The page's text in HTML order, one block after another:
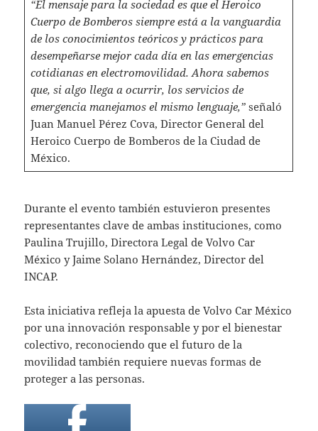
“El mensaje para la sociedad es que el Heroico
Cuerpo de Bomberos siempre está a la vanguardia
de los conocimientos teóricos y prácticos para
desempeñarse mejor cada día en las emergencias
cotidianas en electromovilidad. Ahora sabemos
que, si algo llega a ocurrir, los servicios de
emergencia manejamos el mismo lenguaje,” señaló
Juan Manuel Pérez Cova, Director General del
Heroico Cuerpo de Bomberos de la Ciudad de
México.
Durante el evento también estuvieron presentes
representantes clave de ambas instituciones, como
Paulina Trujillo, Directora Legal de Volvo Car
México y Jaime Solano Hernández, Director del
INCAP.
Esta iniciativa refleja la apuesta de Volvo Car México
por una innovación responsable y por el bienestar
colectivo, reconociendo que el futuro de la
movilidad también requiere nuevas formas de
proteger a las personas.